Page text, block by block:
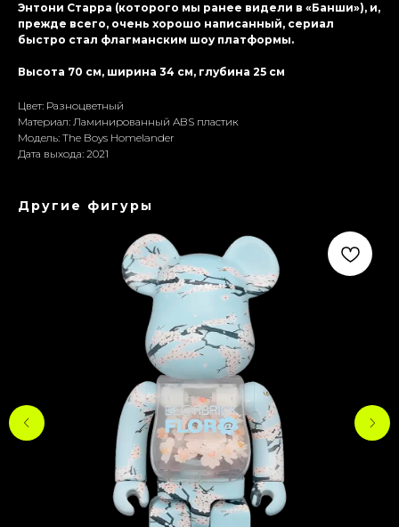
Энтони Старра (которого мы ранее видели в «Банши»), и,
прежде всего, очень хорошо написанный, сериал
быстро стал флагманским шоу платформы.
Высота 70 см, ширина 34 см, глубина 25 см
Цвет: Разноцветный
Материал: Ламиниpoванный ABS пластик
Модель: The Boys Homelander
Дата выхода: 2021
Другие фигуры